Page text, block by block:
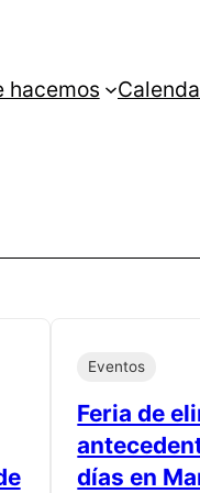
hacemos
Eventos
Feria de
días en